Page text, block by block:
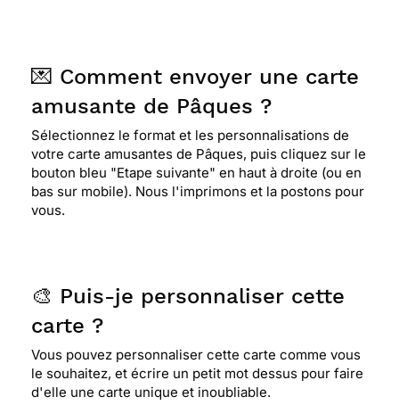
⭐⭐⭐⭐
Le 04/04/2020 : Très drôle ! très bien
pour les enfants !
⭐⭐⭐⭐
Le 02/04/2020 : J'ai choisi 2 cartes
mignonnes pour mes arrières petits puisque nous
ne pourrons pas les voir. merci "merci facteur"
⭐⭐⭐⭐⭐ Le 30/04/2019 : Super pratique pour moi
pas de moyen de locomotion. Une bonne idée !!!!
merci
💌 Comment envoyer une carte
amusante de Pâques ?
Sélectionnez le format et les personnalisations de
votre carte amusantes de Pâques, puis cliquez sur le
bouton bleu "Etape suivante" en haut à droite (ou en
bas sur mobile). Nous l'imprimons et la postons pour
vous.
🎨 Puis-je personnaliser cette
carte ?
Vous pouvez personnaliser cette carte comme vous
le souhaitez, et écrire un petit mot dessus pour faire
d'elle une carte unique et inoubliable.